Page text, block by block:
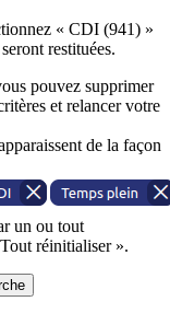
« CDI (941) »
restituées.
pouvez supprimer
et relancer votre
de la façon
un ou tout
réinitialiser ».